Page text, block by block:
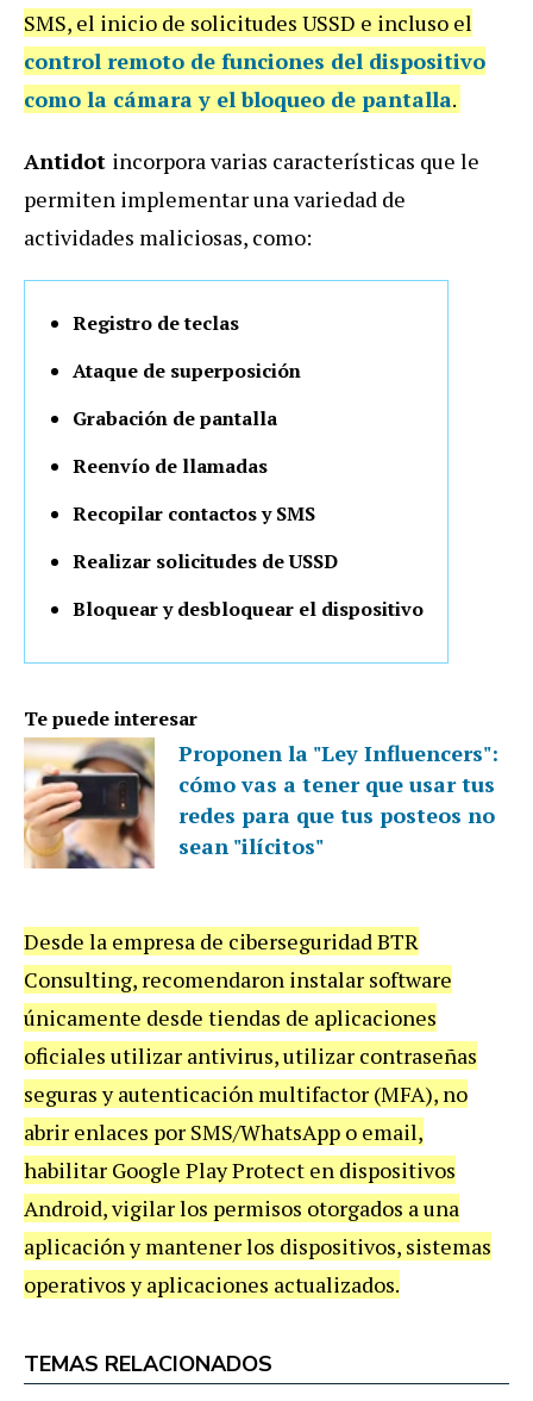
SMS, el inicio de solicitudes USSD e incluso el
control remoto de funciones del dispositivo
como la cámara y el bloqueo de pantalla.
Antidot incorpora varias características que le
permiten implementar una variedad de
actividades maliciosas, como:
Registro de teclas
Ataque de superposición
Grabación de pantalla
Reenvío de llamadas
Recopilar contactos y SMS
Realizar solicitudes de USSD
Bloquear y desbloquear el dispositivo
Te puede interesar
Proponen la "Ley Influencers":
cómo vas a tener que usar tus
redes para que tus posteos no
sean "ilícitos"
Desde la empresa de ciberseguridad BTR
Consulting, recomendaron instalar software
únicamente desde tiendas de aplicaciones
oficiales utilizar antivirus, utilizar contraseñas
seguras y autenticación multifactor (MFA), no
abrir enlaces por SMS/WhatsApp o email,
habilitar Google Play Protect en dispositivos
Android, vigilar los permisos otorgados a una
aplicación y mantener los dispositivos, sistemas
operativos y aplicaciones actualizados.
TEMAS RELACIONADOS